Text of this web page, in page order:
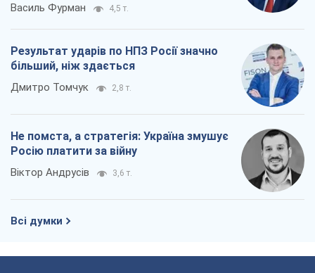
Василь Фурман 4,5 т.
Результат ударів по НПЗ Росії значно
більший, ніж здається
Дмитро Томчук 2,8 т.
Не помста, а стратегія: Україна змушує
Росію платити за війну
Віктор Андрусів 3,6 т.
Всі думки